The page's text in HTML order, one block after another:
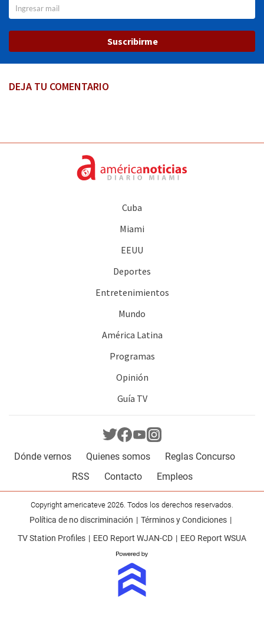
Suscribirme
DEJA TU COMENTARIO
Cuba
Miami
EEUU
Deportes
Entretenimientos
Mundo
América Latina
Programas
Opinión
Guía TV
Dónde vernos Quienes somos
Reglas Concurso
RSS
Contacto Empleos
Copyright americateve 2026. Todos los derechos reservados.
Política de no discriminación
Términos y Condiciones
TV Station Profiles
EEO Report WJAN-CD EEO Report WSUA